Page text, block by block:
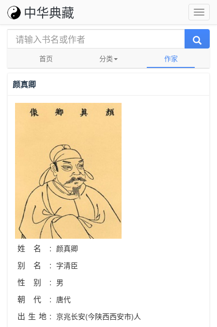
中华典藏
首页 分类 作家
颜真卿
姓名: 颜真卿
别名: 字清臣
性别: 男
朝代: 唐代
出生地: 京兆长安(今陕西西安市)人